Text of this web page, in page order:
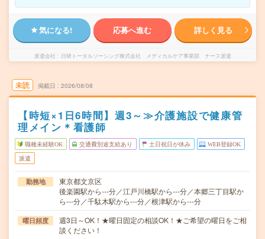
気になる! 応募へ進む 詳しく見る
派遣会社 日研トータルソーシング株式会社 メディカルケア事業部 ナース派遣
未読 掲載日 2026/08/08
【時短×1日6時間】週3～≫介護施設で健康管
理メイン＊看護師
職種未経験OK 交通費別途支給あり 土日祝日が休み WEB登録OK
派遣
勤務地
東京都文京区
後楽園駅から---分／江戸川橋駅から---分／本郷三丁目駅か
ら---分／千駄木駅から---分／根津駅から---分
曜日頻度
週3日～OK！★曜日固定の相談OK！★ご希望の曜日をご相
談ください！